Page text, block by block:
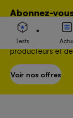
Abonnez-
Bénéficiez
une association
producteurs et
Voir nos offres
Association
distributeurs depuis 1951.
Tests